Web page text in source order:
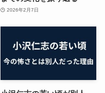
2026年2月7日